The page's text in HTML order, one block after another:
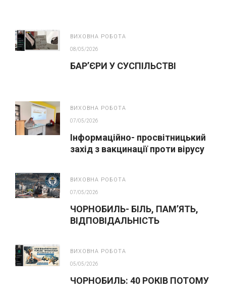
ВИХОВНА РОБОТА
08/05/2026
БАР’ЄРИ У СУСПІЛЬСТВІ
ВИХОВНА РОБОТА
07/05/2026
Інформаційно- просвітницький
захід з вакцинації проти вірусу
ВИХОВНА РОБОТА
07/05/2026
ЧОРНОБИЛЬ- БІЛЬ, ПАМ’ЯТЬ,
ВІДПОВІДАЛЬНІСТЬ
ВИХОВНА РОБОТА
05/05/2026
ЧОРНОБИЛЬ: 40 РОКІВ ПОТОМУ